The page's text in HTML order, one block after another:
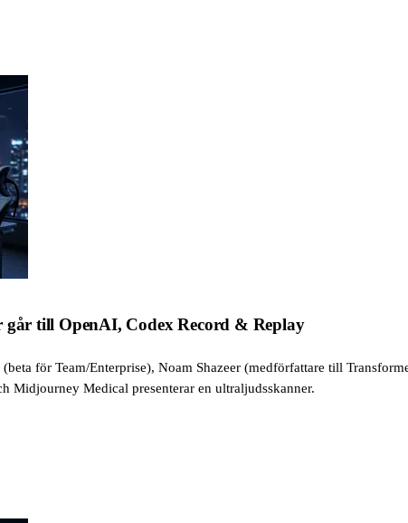
går till OpenAI, Codex Record & Replay
för Team/Enterprise), Noam Shazeer (medförfattare till
Midjourney Medical presenterar en ultraljudsskanner.